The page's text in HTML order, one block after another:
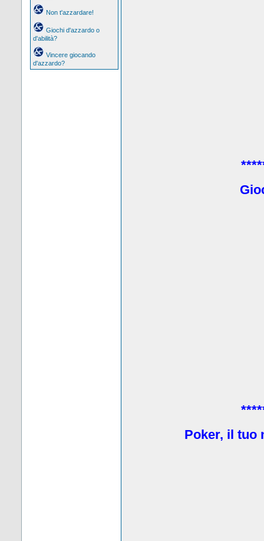
Non t'azzardare!
Giochi d'azzardo o
d'abilità?
Vincere giocando
d'azzardo?
Poker, il tuo